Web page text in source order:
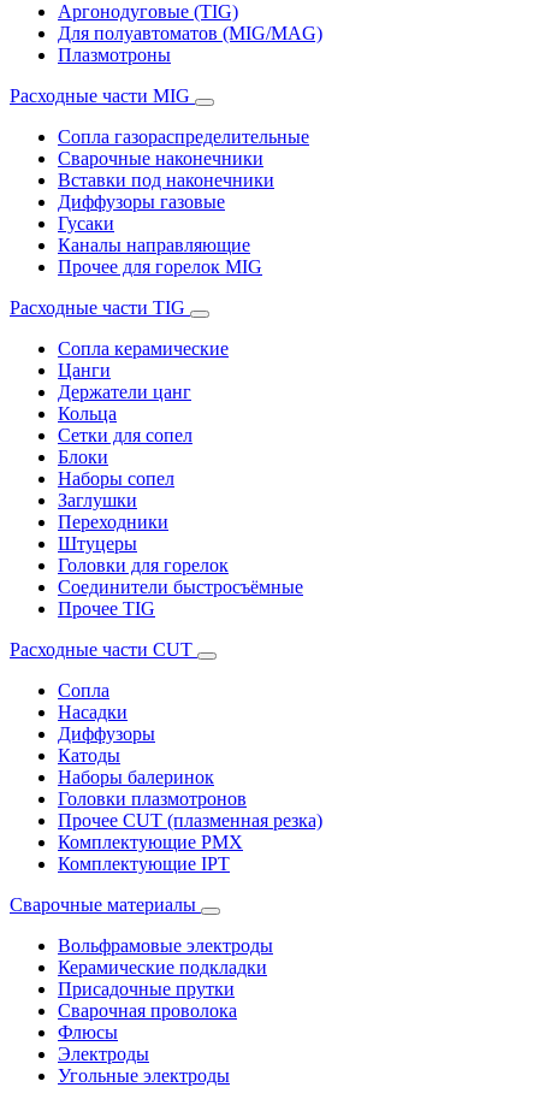
Аргонодуговые (TIG)
Для полуавтоматов (MIG/MAG)
Плазмотроны
Расходные части MIG
Сопла газораспределительные
Сварочные наконечники
Вставки под наконечники
Диффузоры газовые
Гусаки
Каналы направляющие
Прочее для горелок MIG
Расходные части TIG
Сопла керамические
Цанги
Держатели цанг
Кольца
Сетки для сопел
Блоки
Наборы сопел
Заглушки
Переходники
Штуцеры
Головки для горелок
Соединители быстросъёмные
Прочее TIG
Расходные части CUT
Сопла
Насадки
Диффузоры
Катоды
Наборы балеринок
Головки плазмотронов
Прочее CUT (плазменная резка)
Комплектующие PMX
Комплектующие IPT
Сварочные материалы
Вольфрамовые электроды
Керамические подкладки
Присадочные прутки
Сварочная проволока
Флюсы
Электроды
Угольные электроды